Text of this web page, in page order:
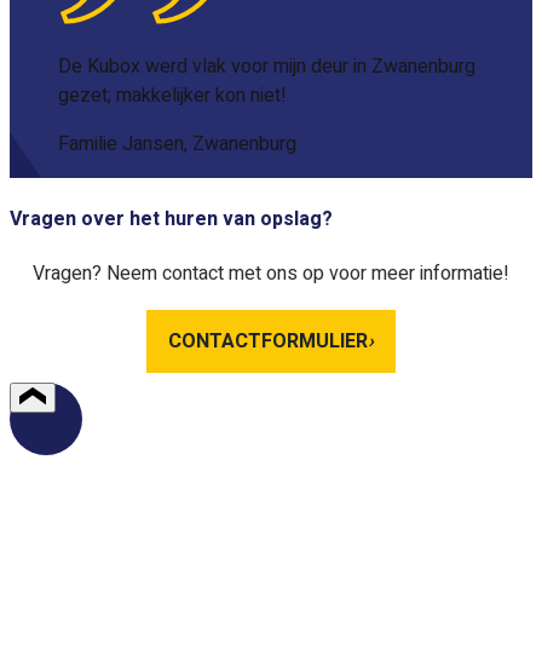
De Kubox werd vlak voor mijn deur in Zwanenburg
gezet; makkelijker kon niet!
Familie Jansen, Zwanenburg
Vragen over het huren van opslag?
Vragen? Neem contact met ons op voor meer informatie!
CONTACTFORMULIER›